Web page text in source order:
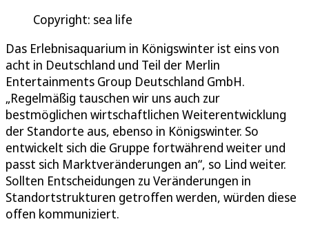
Copyright: sea life
Das Erlebnisaquarium in Königswinter ist eins von
acht in Deutschland und Teil der Merlin
Entertainments Group Deutschland GmbH.
„Regelmäßig tauschen wir uns auch zur
bestmöglichen wirtschaftlichen Weiterentwicklung
der Standorte aus, ebenso in Königswinter. So
entwickelt sich die Gruppe fortwährend weiter und
passt sich Marktveränderungen an“, so Lind weiter.
Sollten Entscheidungen zu Veränderungen in
Standortstrukturen getroffen werden, würden diese
offen kommuniziert.